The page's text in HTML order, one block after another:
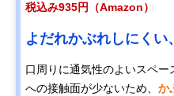
税込み935円（Amazon）
よだれかぶれしにく
口周りに通気性のよいスペ
への接触面が少ないため、 か